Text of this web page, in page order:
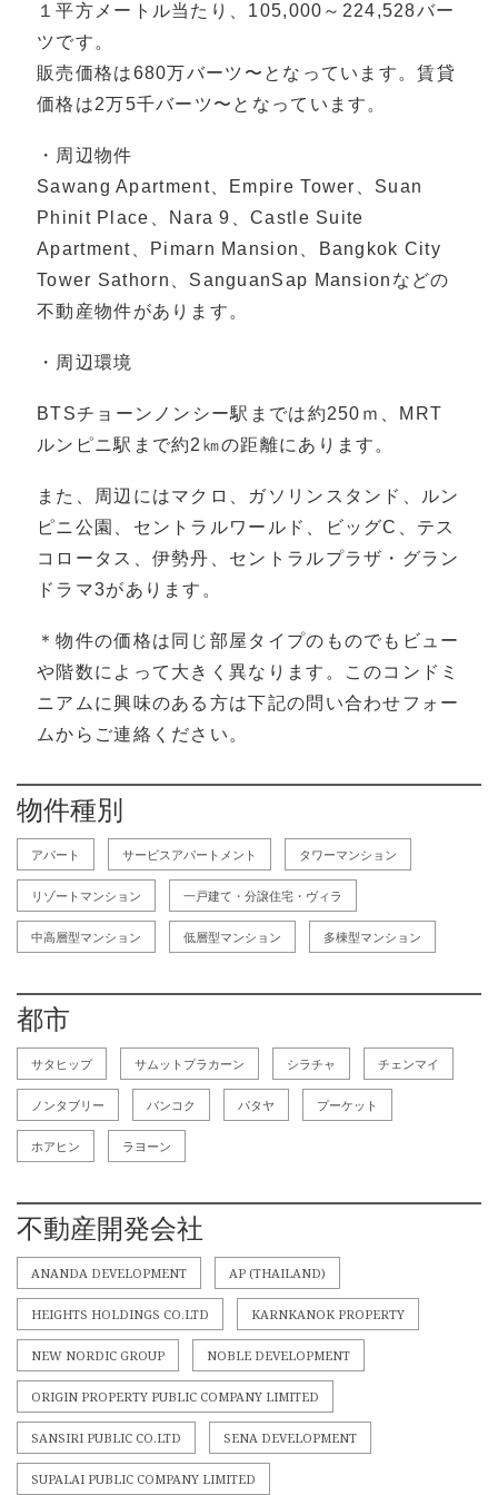
１平方メートル当たり、105,000～224,528バー
ツです。
販売価格は680万バーツ〜となっています。賃貸
価格は2万5千バーツ〜となっています。
・周辺物件
Sawang Apartment、Empire Tower、Suan
Phinit Place、Nara 9、Castle Suite
Apartment、Pimarn Mansion、Bangkok City
Tower Sathorn、SanguanSap Mansionなどの
不動産物件があります。
・周辺環境
BTSチョーンノンシー駅までは約250ｍ、MRT
ルンピニ駅まで約2㎞の距離にあります。
また、周辺にはマクロ、ガソリンスタンド、ルン
ピニ公園、セントラルワールド、ビッグC、テス
コロータス、伊勢丹、セントラルプラザ・グラン
ドラマ3があります。
＊物件の価格は同じ部屋タイプのものでもビュー
や階数によって大きく異なります。このコンドミ
ニアムに興味のある方は下記の問い合わせフォー
ムからご連絡ください。
物件種別
アパート サービスアパートメント タワーマンション
リゾートマンション 一戸建て・分譲住宅・ヴィラ
中高層型マンション 低層型マンション 多棟型マンション
都市
サタヒップ サムットプラカーン シラチャ チェンマイ
ノンタブリー バンコク パタヤ プーケット
ホアヒン ラヨーン
不動産開発会社
ANANDA DEVELOPMENT AP (THAILAND)
HEIGHTS HOLDINGS CO.LTD KARNKANOK PROPERTY
NEW NORDIC GROUP NOBLE DEVELOPMENT
ORIGIN PROPERTY PUBLIC COMPANY LIMITED
SANSIRI PUBLIC CO.LTD SENA DEVELOPMENT
SUPALAI PUBLIC COMPANY LIMITED